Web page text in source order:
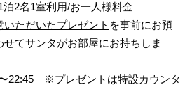
2名1室利用/お一人様料金
ただいたプレゼント を事前にお預
てサンタがお部屋にお持ちしま
22:45 ※プレゼントは特設カウンタ